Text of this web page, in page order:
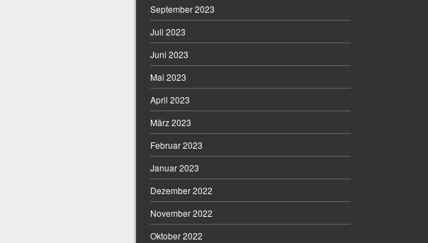
September 2023
Juli 2023
Juni 2023
Mai 2023
April 2023
März 2023
Februar 2023
Januar 2023
Dezember 2022
November 2022
Oktober 2022